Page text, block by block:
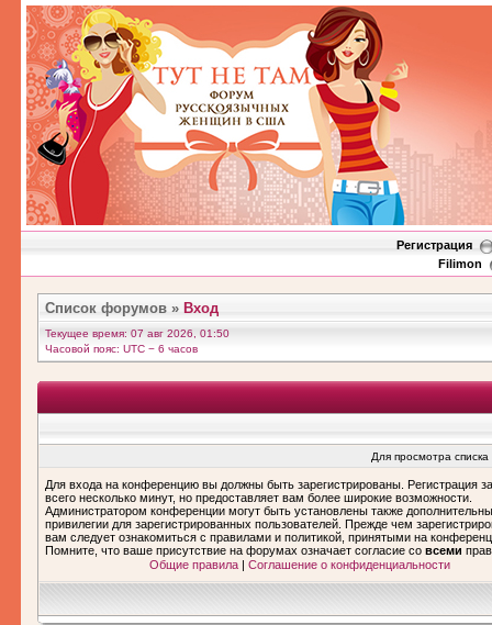
Регистрация
Filimon
Список форумов » Вход
Текущее время: 07 авг 2026, 01:50
Часовой пояс: UTC − 6 часов
Для просмотра
Для входа на конференцию вы должны быть зарегистрированы. Регистрация
всего несколько минут, но предоставляет вам более широкие возможности.
Администратором конференции могут быть установлены также
привилегии для зарегистрированных пользователей. Прежде чем
вам следует ознакомиться с правилами и политикой, принятыми на
Помните, что ваше присутствие на форумах означает согласие со всеми
Общие правила| Соглашение о конфиденциальности